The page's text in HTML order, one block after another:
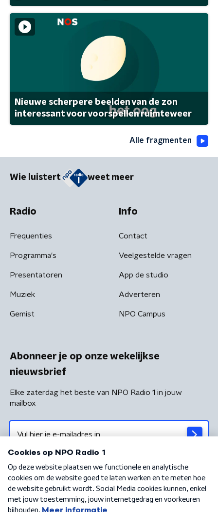
Nieuwe scherpere beelden van de zon
interessant voor voorspellen ruimteweer
Alle fragmenten
Wie luistert weet meer
Radio
Frequenties
Programma's
Presentatoren
Muziek
Gemist
Info
Contact
Veelgestelde vragen
App de studio
Adverteren
NPO Campus
Abonneer je op onze wekelijkse
nieuwsbrief
Elke zaterdag het beste van NPO Radio 1 in jouw
mailbox
Algemene voorwaarden